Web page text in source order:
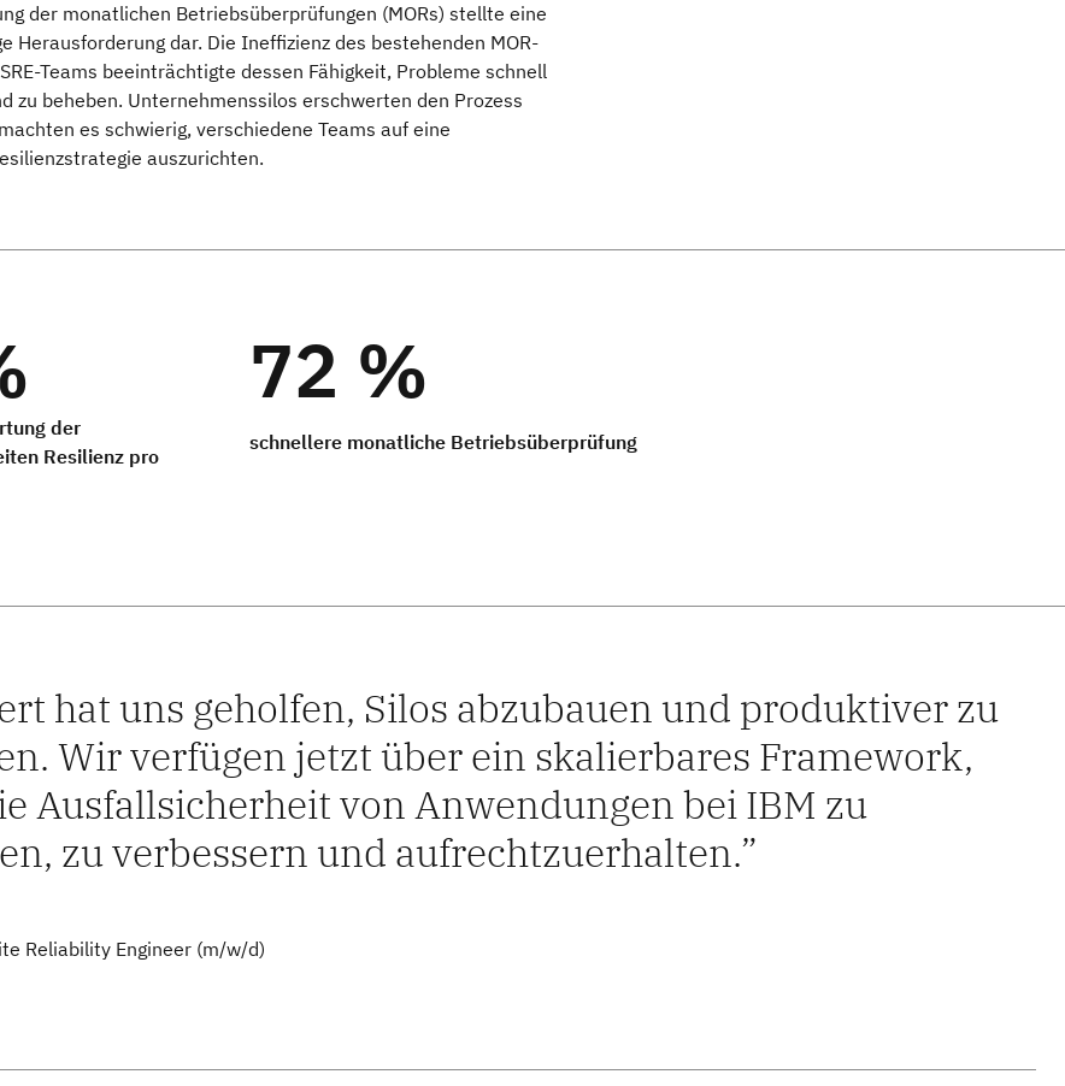
der monatlichen Betriebsüberprüfungen (MORs) stellte eine
Herausforderung dar. Die Ineffizienz des bestehenden MOR-
Teams beeinträchtigte dessen Fähigkeit, Probleme schnell
zu beheben. Unternehmenssilos erschwerten den Prozess
es schwierig, verschiedene Teams auf eine
auszurichten.
der
Resilienz pro
72 %
schnellere monatliche Betriebsüberprüfung
hat uns geholfen, Silos abzubauen und produktiver zu
Wir verfügen jetzt über ein skalierbares Framework,
Ausfallsicherheit von Anwendungen bei IBM zu
zu verbessern und aufrechtzuerhalten.
Reliability Engineer (m/w/d)